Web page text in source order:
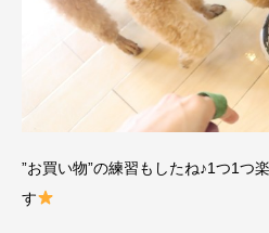
”お買い物”の練習もしたね♪1つ1つ
す